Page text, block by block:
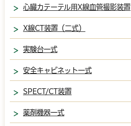
心臓カテーテル用X線血管撮影装置
X線CT装置（二式）
実験台一式
安全キャビネット一式
SPECT/CT装置
薬剤機器一式